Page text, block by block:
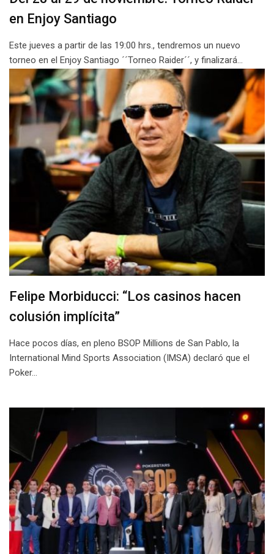
en Enjoy Santiago
Este jueves a partir de las 19:00 hrs., tendremos un nuevo
torneo en el Enjoy Santiago ´´Torneo Raider´´, y finalizará…
Felipe Morbiducci: “Los casinos hacen
colusión implícita”
Hace pocos días, en pleno BSOP Millions de San Pablo, la
International Mind Sports Association (IMSA) declaró que el
Poker…